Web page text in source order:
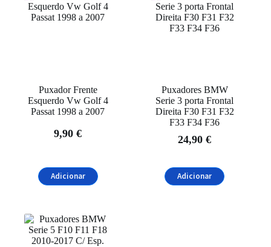
Puxador Frente
Esquerdo Vw Golf 4
Passat 1998 a 2007
9,90€
Adicionar
Puxadores BMW
Serie 3 porta Frontal
Direita F30 F31 F32
F33 F34 F36
24,90€
Adicionar